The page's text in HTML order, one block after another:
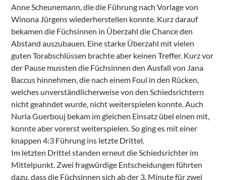
Anne Scheunemann, die die Führung nach Vorlage von
Winona Jürgens wiederherstellen konnte. Kurz darauf
bekamen die Füchsinnen in Überzahl die Chance den
Abstand auszubauen. Eine starke Überzahl mit vielen
guten Torabschlüssen brachte aber keinen Treffer. Kurz vor
der Pause mussten die Füchsinnen den Ausfall von Jana
Baccus hinnehmen, die nach einem Foul in den Rücken,
welches unverständlicherweise von den Schiedsrichtern
nicht geahndet wurde, nicht weiterspielen konnte. Auch
Nuria Guerbouj bekam im gleichen Einsatz übel einen mit,
konnte aber vorerst weiterspielen. So ging es mit einer
knappen 4:3 Führung ins letzte Drittel.
Im letzten Drittel standen erneut die Schiedsrichter im
Mittelpunkt. Zwei fragwürdige Entscheidungen führten
dazu, dass die Füchsinnen sich ab der 3. Minute für zwei